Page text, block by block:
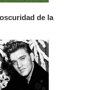
de la